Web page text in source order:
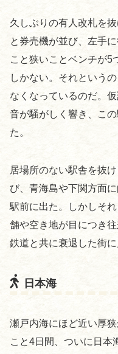
久しぶりの有人改札を
と券売機が並び、左手
こと狭いことベンチが5
しかない。それという
なくなっているのだ。
音が騒がしく響き、こ
た。
居場所のない駅舎を抜
び、青海島や下関方面
駅前に出た。しかしそ
舗や空き地が目につき
鉄道と共に衰退した街に
日本海
瀬戸内海にほど近い厚
こと4日間、ついに日本